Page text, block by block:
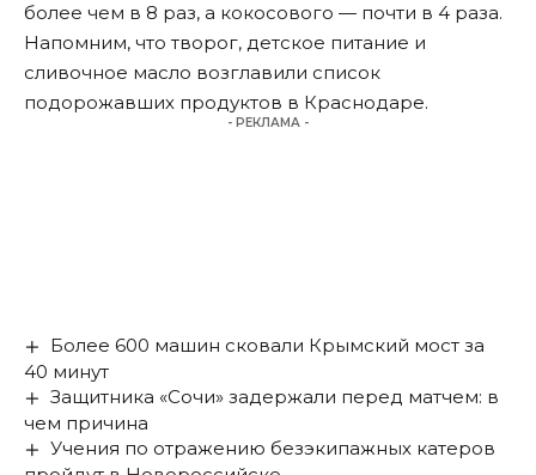
более чем в 8 раз, а кокосового — почти в 4 раза.
Напомним, чтотворог, детское питание и
сливочное масло возглавили список
подорожавших продуктов в Краснодаре.
- РЕКЛАМА -
Более 600 машин сковали Крымский мост за
40 минут
Защитника «Сочи» задержали перед матчем: в
чем причина
Учения по отражению безэкипажных катеров